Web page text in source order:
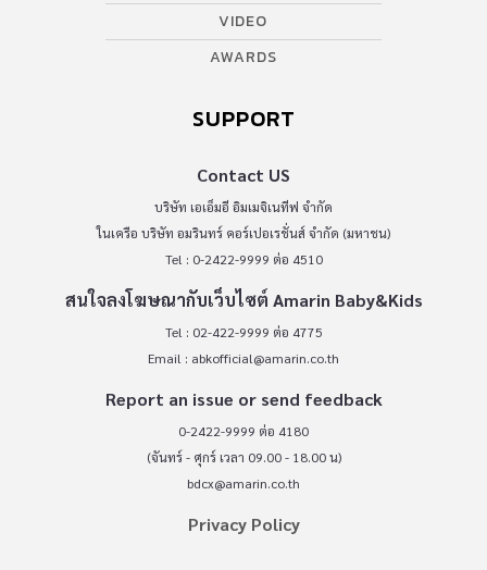
VIDEO
AWARDS
SUPPORT
Contact US
บริษัท เอเอ็มอี อิมเมจิเนทีฟ จำกัด
ในเครือ บริษัท อมรินทร์ คอร์เปอเรชั่นส์ จำกัด (มหาชน)
Tel : 0-2422-9999 ต่อ 4510
สนใจลงโฆษณากับเว็บไซต์ Amarin Baby&Kids
Tel : 02-422-9999 ต่อ 4775
Email : abkofficial@amarin.co.th
Report an issue or send feedback
0-2422-9999 ต่อ 4180
(จันทร์ - ศุกร์ เวลา 09.00 - 18.00 น)
bdcx@amarin.co.th
Privacy Policy